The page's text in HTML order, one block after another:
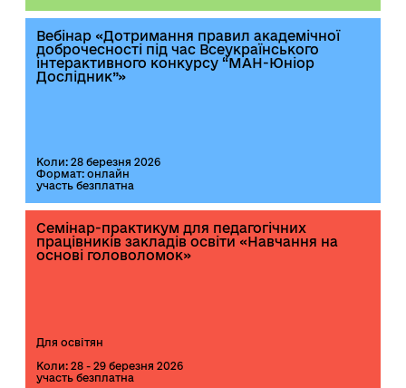
Вебінар «Дотримання правил академічної
доброчесності під час Всеукраїнського
інтерактивного конкурсу “МАН-Юніор
Дослідник”»
Коли: 28 березня 2026
Формат: онлайн
участь безплатна
Семінар-практикум для педагогічних
працівників закладів освіти «Навчання на
основі головоломок»
Для освітян
Коли: 28 - 29 березня 2026
участь безплатна